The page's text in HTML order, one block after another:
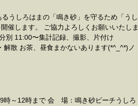
うしろはまの「鳴き砂」を守るため「うし
催します。 ご協力よろしくお願いいたしま
散 お茶、昼食まかないあります(*^_^*)ノ
時～12時まで 会 場：鳴き砂ビーチうしろ